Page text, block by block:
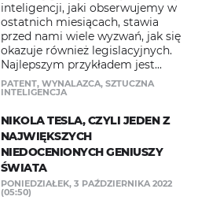
inteligencji, jaki obserwujemy w
ostatnich miesiącach, stawia
przed nami wiele wyzwań, jak się
okazuje również legislacyjnych.
Najlepszym przykładem jest...
PATENT, WYNALAZCA, SZTUCZNA
INTELIGENCJA
NIKOLA TESLA, CZYLI JEDEN Z
NAJWIĘKSZYCH
NIEDOCENIONYCH GENIUSZY
ŚWIATA
PONIEDZIAŁEK, 3 PAŹDZIERNIKA 2022
(05:50)